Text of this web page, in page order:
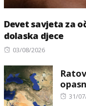
Devet savjeta za
dolaska djece
Posted
03/08/2026
31/